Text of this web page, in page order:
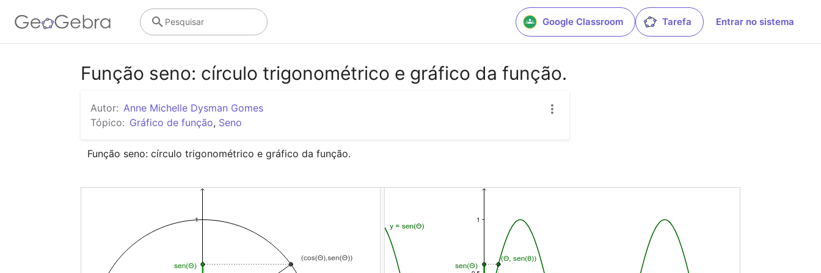
Google Classroom Tarefa Entrar no sistema
Pesquisar
Função seno: círculo trigonométrico e gráfico da função.
Autor: Anne Michelle Dysman Gomes
Tópico: Gráfico de função, Seno
Função seno: círculo trigonométrico e gráfico da função.